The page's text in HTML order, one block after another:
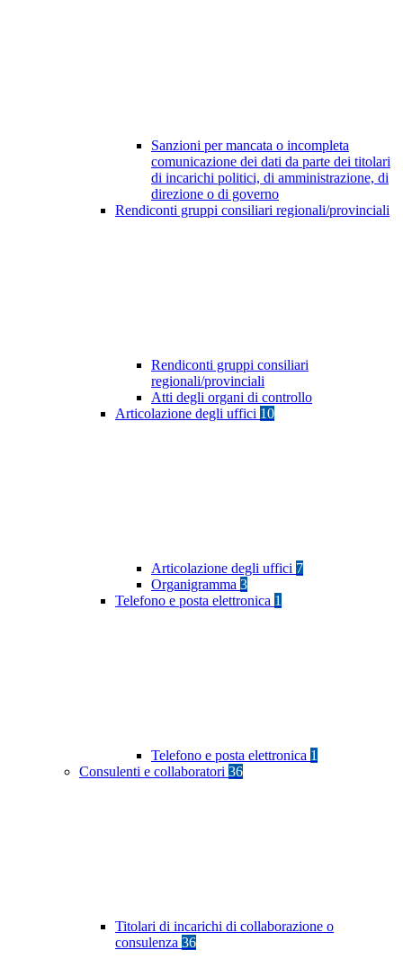
Sanzioni per mancata o incompleta
comunicazione dei dati da parte dei titolari
di incarichi politici, di amministrazione, di
direzione o di governo
Rendiconti gruppi consiliari regionali/provinciali
Rendiconti gruppi consiliari
regionali/provinciali
Atti degli organi di controllo
Articolazione degli uffici 10
Articolazione degli uffici 7
Organigramma 3
Telefono e posta elettronica 1
Telefono e posta elettronica 1
Consulenti e collaboratori 36
Titolari di incarichi di collaborazione o
consulenza 36